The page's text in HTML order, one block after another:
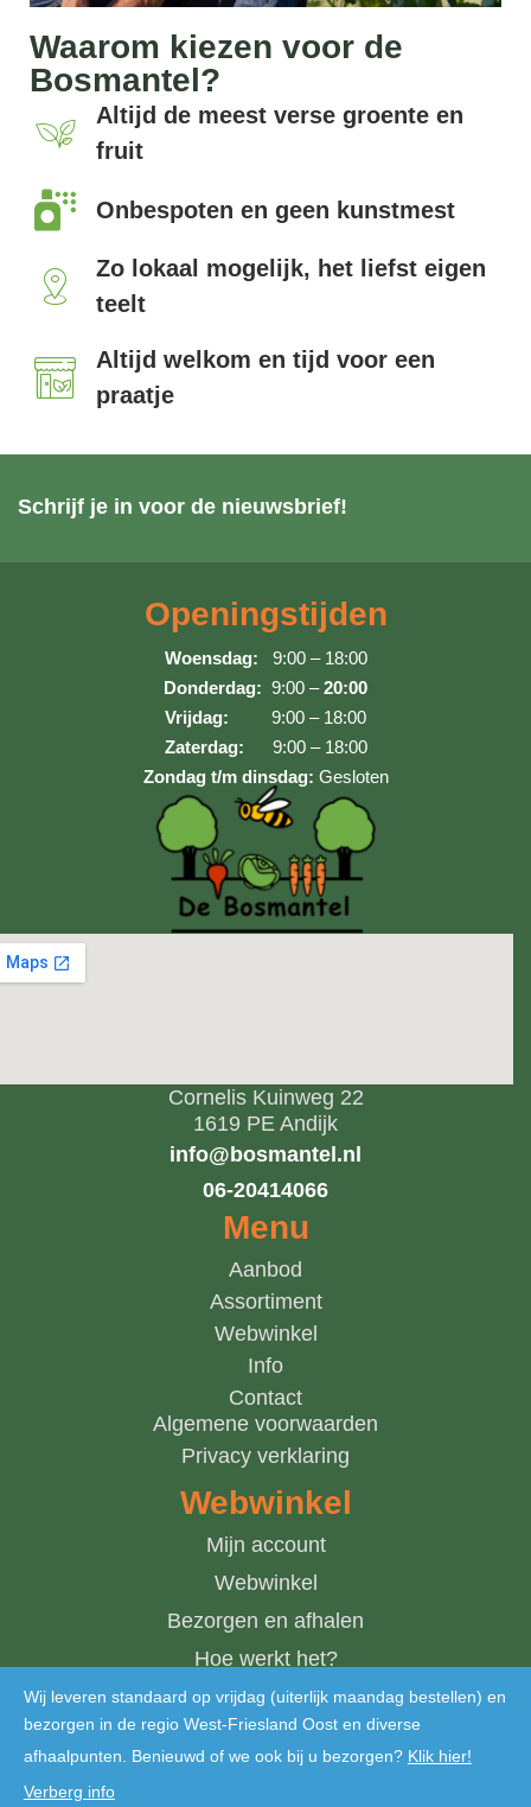
Waarom kiezen voor de
Bosmantel?
Altijd de meest verse groente en
fruit
Onbespoten en geen kunstmest
Zo lokaal mogelijk, het liefst eigen
teelt
Altijd welkom en tijd voor een
praatje
Schrijf je in voor de nieuwsbrief!
Openingstijden
Woensdag: 9:00 – 18:00
Donderdag: 9:00 –20:00
Vrijdag: 9:00 – 18:00
Zaterdag: 9:00 – 18:00
Zondag t/m dinsdag: Gesloten
Cornelis Kuinweg 22
1619 PE Andijk
info@bosmantel.nl
06-20414066
Menu
Aanbod
Assortiment
Webwinkel
Info
Contact
Algemene voorwaarden
Privacy verklaring
Webwinkel
Mijn account
Webwinkel
Bezorgen en afhalen
Hoe werkt het?
Winkelwagen
Wij leveren standaard op vrijdag (uiterlijk maandag bestellen) en
bezorgen in de regio West-Friesland Oost en diverse
afhaalpunten. Benieuwd of we ook bij u bezorgen? Klik hier!
Verberg info